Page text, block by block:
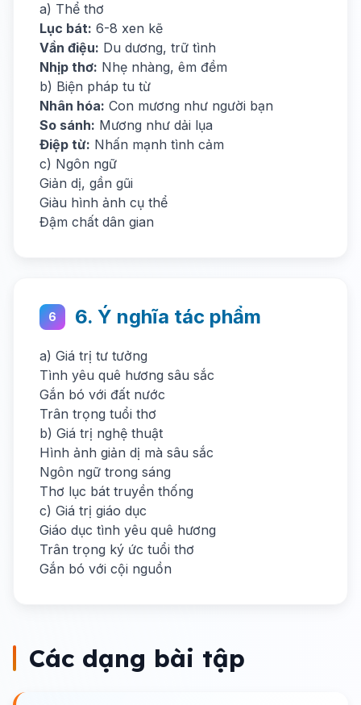
a) Thể thơ
Lục bát: 6-8 xen kẽ
Vần điệu: Du dương, trữ tình
Nhịp thơ: Nhẹ nhàng, êm đềm
b) Biện pháp tu từ
Nhân hóa: Con mương như người bạn
So sánh: Mương như dải lụa
Điệp từ: Nhấn mạnh tình cảm
c) Ngôn ngữ
Giản dị, gần gũi
Giàu hình ảnh cụ thể
Đậm chất dân gian
6 6. Ý nghĩa tác phẩm
a) Giá trị tư tưởng
Tình yêu quê hương sâu sắc
Gắn bó với đất nước
Trân trọng tuổi thơ
b) Giá trị nghệ thuật
Hình ảnh giản dị mà sâu sắc
Ngôn ngữ trong sáng
Thơ lục bát truyền thống
c) Giá trị giáo dục
Giáo dục tình yêu quê hương
Trân trọng ký ức tuổi thơ
Gắn bó với cội nguồn
Các dạng bài tập